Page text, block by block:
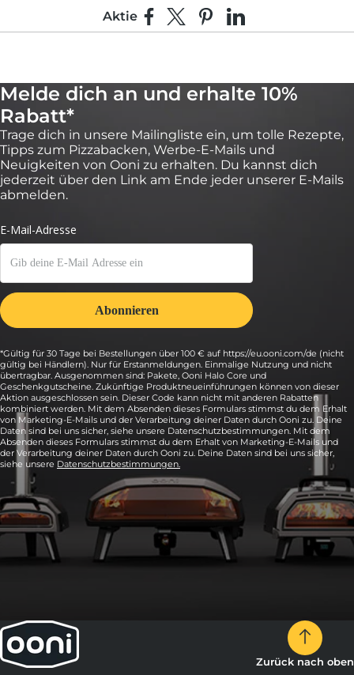
Aktie Auf Facebook teilen
Teilen auf X
Auf Pinterest pinnen
Auf LinkedIn teilen
Melde dich an und erhalte 10%
Rabatt*
Trage dich in unsere Mailingliste ein, um tolle Rezepte,
Tipps zum Pizzabacken, Werbe-E-Mails und
Neuigkeiten von Ooni zu erhalten. Du kannst dich
jederzeit über den Link am Ende jeder unserer E-Mails
abmelden.
*Gültig für 30 Tage bei Bestellungen über 100 € auf https://eu.ooni.com/de (nicht
gültig bei Händlern). Nur für Erstanmeldungen. Einmalige Nutzung und nicht
übertragbar. Ausgenommen sind: Pakete, Ooni Halo Core und
Geschenkgutscheine. Zukünftige Produktneueinführungen können von dieser
Aktion ausgeschlossen sein. Dieser Code kann nicht mit anderen Rabatten
kombiniert werden. Mit dem Absenden dieses Formulars stimmst du dem Erhalt
von Marketing-E-Mails und der Verarbeitung deiner Daten durch Ooni zu. Deine
Daten sind bei uns sicher, siehe unsere Datenschutzbestimmungen. Mit dem
Absenden dieses Formulars stimmst du dem Erhalt von Marketing-E-Mails und
der Verarbeitung deiner Daten durch Ooni zu. Deine Daten sind bei uns sicher,
siehe unsere Datenschutzbestimmungen.
Zurück nach oben